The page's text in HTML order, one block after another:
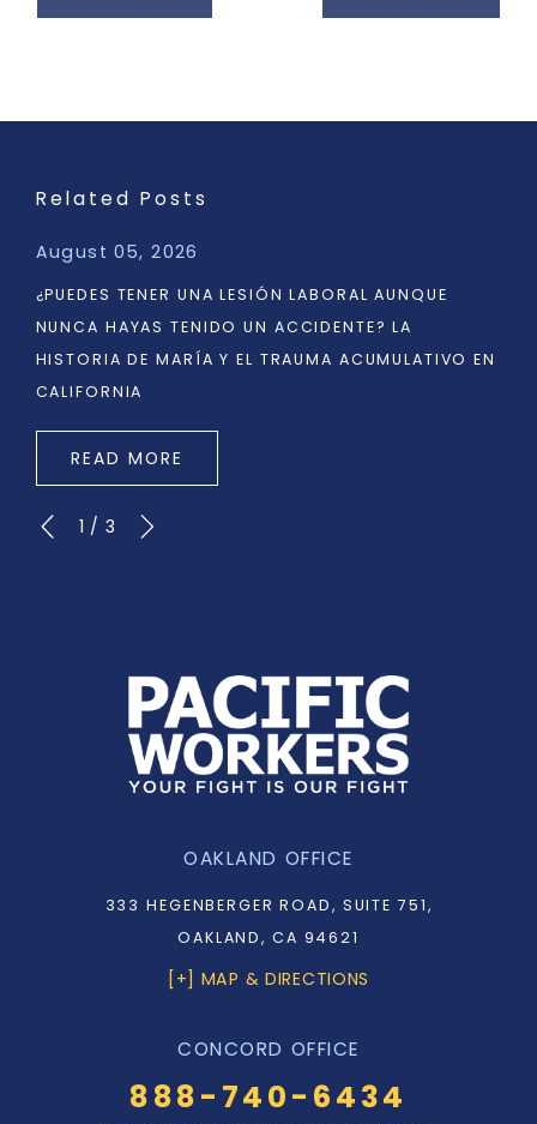
Related Posts
August 05, 2026
¿PUEDES TENER UNA LESIÓN LABORAL AUNQUE
NUNCA HAYAS TENIDO UN ACCIDENTE? LA
HISTORIA DE MARÍA Y EL TRAUMA ACUMULATIVO EN
CALIFORNIA
READ MORE
1 / 3
OAKLAND OFFICE
333 HEGENBERGER ROAD, SUITE 751,
OAKLAND, CA 94621
[+] MAP & DIRECTIONS
CONCORD OFFICE
888-740-6434